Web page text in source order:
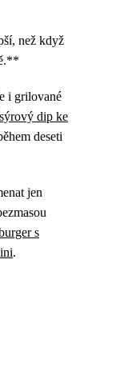
než když
i grilované
sýrový dip ke
deseti
jen
s
.